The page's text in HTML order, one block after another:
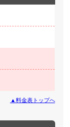
▲料金表トップへ